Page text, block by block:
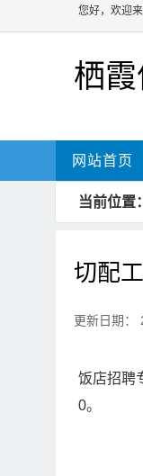
您好，欢迎
栖
网站首页
当前位置：
切配工
更新日期
饭店招聘
0。